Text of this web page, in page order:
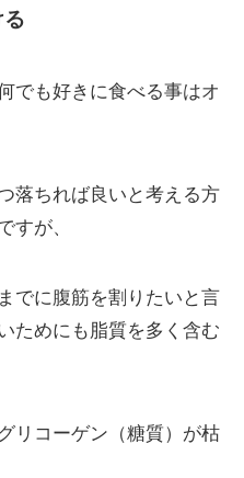
でも好きに食べる事はオ
落ちれば良いと考える方
すが、
でに腹筋を割りたいと言
ためにも脂質を多く含む
リコーゲン（糖質）が枯